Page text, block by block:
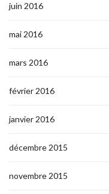
juin 2016
mai 2016
mars 2016
février 2016
janvier 2016
décembre 2015
novembre 2015